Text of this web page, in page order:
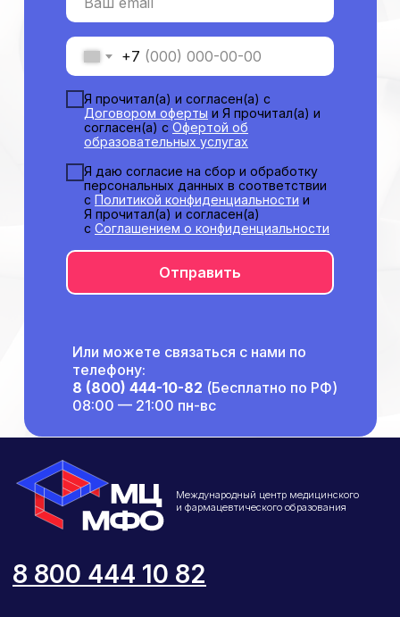
+7
Я прочитал(а) и согласен(а) с
Договором оферты и Я прочитал(а) и
согласен(а) с Офертой об
образовательных услугах
Я даю согласие на сбор и обработку
персональных данных в соответствии
с Политикой конфиденциальности и
Я прочитал(а) и согласен(а)
с Соглашением о конфиденциальности
Отправить
Или можете связаться с нами по
телефону:
8 (800) 444-10-82 (Бесплатно по РФ)
08:00 — 21:00 пн-вс
Общество с Ограниченной Ответственностью
«Международный Центр Медицинского
и Фармацевтического Образования»
Эндокринология
Детская нутрициология
Молекулярная нутрициология
О нашем центре
Основные сведения
Структура и органы
Способы оплаты